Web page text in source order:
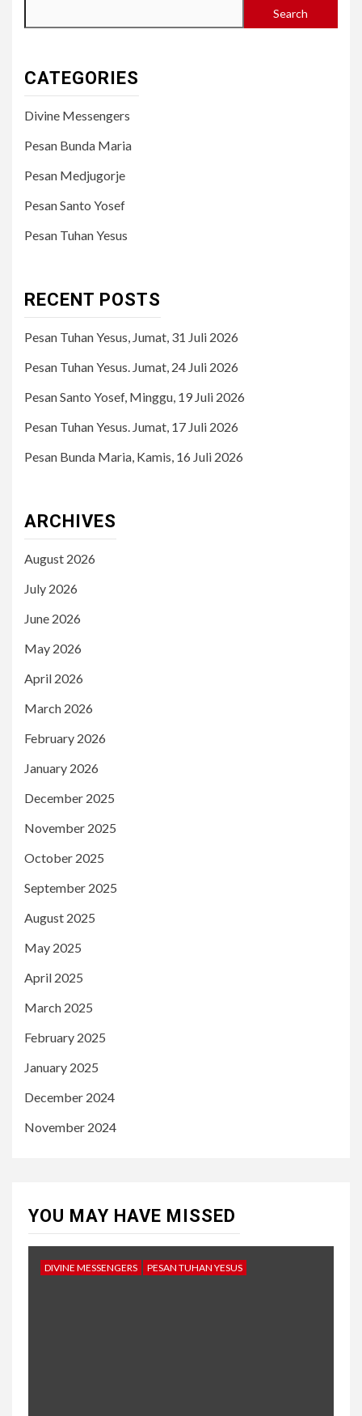
Search
CATEGORIES
Divine Messengers
Pesan Bunda Maria
Pesan Medjugorje
Pesan Santo Yosef
Pesan Tuhan Yesus
RECENT POSTS
Pesan Tuhan Yesus, Jumat, 31 Juli 2026
Pesan Tuhan Yesus. Jumat, 24 Juli 2026
Pesan Santo Yosef, Minggu, 19 Juli 2026
Pesan Tuhan Yesus. Jumat, 17 Juli 2026
Pesan Bunda Maria, Kamis, 16 Juli 2026
ARCHIVES
August 2026
July 2026
June 2026
May 2026
April 2026
March 2026
February 2026
January 2026
December 2025
November 2025
October 2025
September 2025
August 2025
May 2025
April 2025
March 2025
February 2025
January 2025
December 2024
November 2024
YOU MAY HAVE MISSED
DIVINE MESSENGERS PESAN TUHAN YESUS